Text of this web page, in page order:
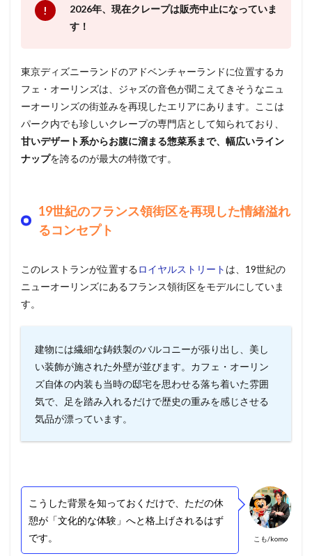
2026年、現在クレープは販売中止になっていま
す！
東京ディズニーランドのアドベンチャーランドに位置するカ
フェ・オーリンズは、ジャズの音色が聞こえてきそうなニュ
ーオーリンズの街並みを再現したエリアにあります。ここは
パーク内でも珍しいクレープの専門店として知られており、
甘いデザート系からお腹に溜まる惣菜系まで、幅広いライン
ナップを誇るのが最大の特徴です。
19世紀のフランス領街区を再現した情緒溢れ
るコンセプト
このレストランが位置するロイヤルストリート は、19世紀の
ニューオーリンズにあるフランス領街区をモデルにしていま
す。
建物には繊細な鋳鉄製のバルコニーが張り出し、美し
い装飾が施された外壁が並びます。カフェ・オーリン
ズ自体の内装も当時の邸宅を思わせる落ち着いた雰囲
気で、足を踏み入れるだけで歴史の重みを感じさせる
気品が漂っています。
こも/komo
こうした背景を知っておくだけで、ただの休
憩が「文化的な体験」へと格上げされるはず
です。